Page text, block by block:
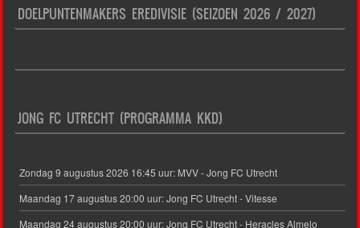
DOELPUNTENMAKERS EREDIVISIE (SEIZOEN 2026 / 2027)
JONG FC UTRECHT (PROGRAMMA KKD)
Zondag 9 augustus 2026 16:45 uur: MVV - Jong FC Utrecht
Maandag 17 augustus 20:00 uur: Jong FC Utrecht - Vitesse
Maandag 24 augustus 20:00 uur: Jong FC Utrecht - Heracles Almelo